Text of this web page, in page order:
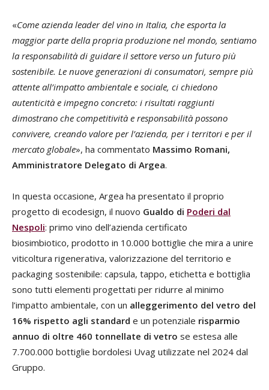
«Come azienda leader del vino in Italia, che esporta la
maggior parte della propria produzione nel mondo, sentiamo
la responsabilità di guidare il settore verso un futuro più
sostenibile. Le nuove generazioni di consumatori, sempre più
attente all’impatto ambientale e sociale, ci chiedono
autenticità e impegno concreto: i risultati raggiunti
dimostrano che competitività e responsabilità possono
convivere, creando valore per l’azienda, per i territori e per il
mercato globale», ha commentato Massimo Romani,
Amministratore Delegato di Argea.
In questa occasione, Argea ha presentato il proprio
progetto di ecodesign, il nuovo Gualdo di Poderi dal
Nespoli: primo vino dell’azienda certificato
biosimbiotico, prodotto in 10.000 bottiglie che mira a unire
viticoltura rigenerativa, valorizzazione del territorio e
packaging sostenibile: capsula, tappo, etichetta e bottiglia
sono tutti elementi progettati per ridurre al minimo
l’impatto ambientale, con un alleggerimento del vetro del
16% rispetto agli standard e un potenziale risparmio
annuo di oltre 460 tonnellate di vetro se estesa alle
7.700.000 bottiglie bordolesi Uvag utilizzate nel 2024 dal
Gruppo.